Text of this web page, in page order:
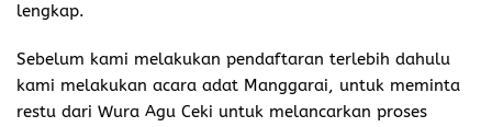
lengkap.
Sebelum kami melakukan pendaftaran terlebih dahulu
kami melakukan acara adat Manggarai, untuk meminta
restu dari Wura Agu Ceki untuk melancarkan proses